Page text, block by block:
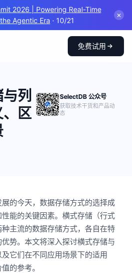
2026 | Powering Real-Time
Agentic Era · 10/21
✕
免费试用
列
、区
SelectDB 公众号
获取技术干货和产品动
态
的今天，数据存储方式的选择成
能的关键因素。横式存储（行式
主流的数据存储方式，各自在特
势。本文将深入探讨横式存储与
它们在不同应用场景下的适用
的参考。